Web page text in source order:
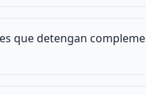
que detengan